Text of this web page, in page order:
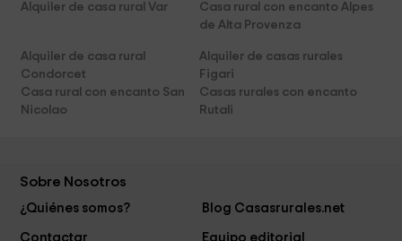
Alquiler de casa rural Var
Casa rural con encanto Alpes
de Alta Provenza
Alquiler de casa rural
Condorcet
Alquiler de casas rurales
Figari
Casa rural con encanto San
Nicolao
Casas rurales con encanto
Rutali
Sobre Nosotros
¿Quiénes somos? Blog Casasrurales.net
Contactar Equipo editorial